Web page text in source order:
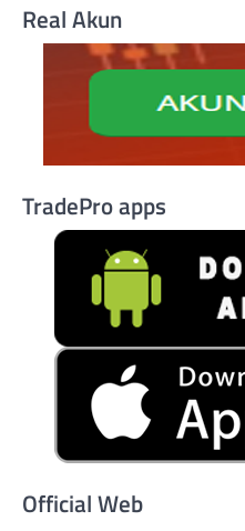
Real Akun
TradePro apps
Official Web